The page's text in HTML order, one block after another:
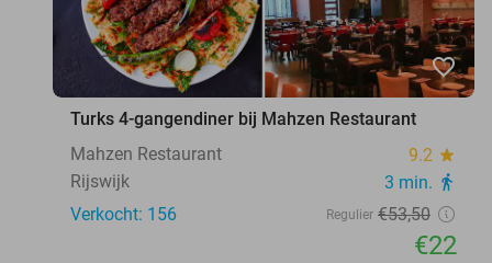
favorite_border
Turks 4-gangendiner bij Mahzen Restaurant
Mahzen Restaurant
9.2 star
Rijswijk 3 min. directions_walk
Verkocht: 156 Regulier €53,50
€22